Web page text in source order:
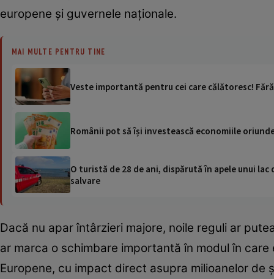
europene și guvernele naționale.
MAI MULTE PENTRU TINE
Veste importantă pentru cei care călătoresc!
Românii pot să își investească economiile
O turistă de 28 de ani, dispărută în apele unui
salvare
Dacă nu apar întârzieri majore, noile reguli ar
ar marca o schimbare importantă în modul în
Europene, cu impact direct asupra milioanelor